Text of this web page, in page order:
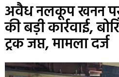
अवैध नलकूप खनन
की बड़ी कार्रवाई,
ट्रक जप्त, मामला दर्ज